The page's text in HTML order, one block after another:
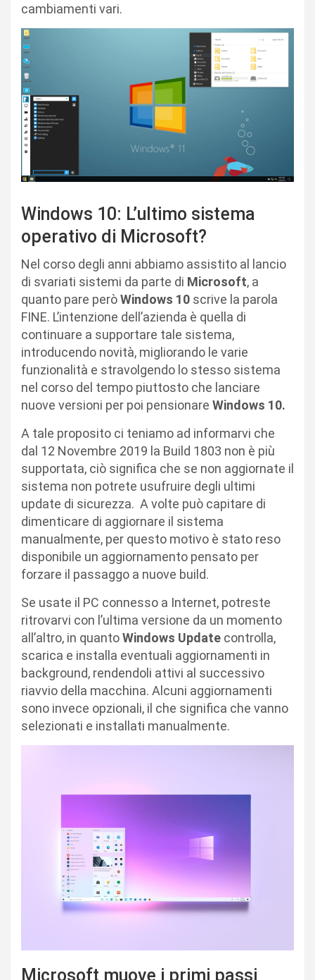
cambiamenti vari.
Windows 10: L’ultimo sistema
operativo di Microsoft?
Nel corso degli anni abbiamo assistito al lancio
di svariati sistemi da parte di Microsoft, a
quanto pare peròWindows 10 scrive la parola
FINE. L’intenzione dell’azienda è quella di
continuare a supportare tale sistema,
introducendo novità, migliorando le varie
funzionalità e stravolgendo lo stesso sistema
nel corso del tempo piuttosto che lanciare
nuove versioni per poi pensionare Windows 10.
A tale proposito ci teniamo ad informarvi che
dal 12 Novembre 2019 la Build 1803 non è più
supportata, ciò significa che se non aggiornate il
sistema non potrete usufruire degli ultimi
update di sicurezza. A volte può capitare di
dimenticare di aggiornare il sistema
manualmente, per questo motivo è stato reso
disponibile un aggiornamento pensato per
forzare il passaggo a nuove build.
Se usate il PC connesso a Internet, potreste
ritrovarvi con l’ultima versione da un momento
all’altro, in quantoWindows Update controlla,
scarica e installa eventuali aggiornamenti in
background, rendendoli attivi al successivo
riavvio della macchina. Alcuni aggiornamenti
sono invece opzionali, il che significa che vanno
selezionati e installati manualmente.
Microsoft muove i primi passi